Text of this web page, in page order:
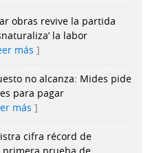
obras revive la partida
la labor
más
no alcanza: Mides pide
para pagar
más
cifra récord de